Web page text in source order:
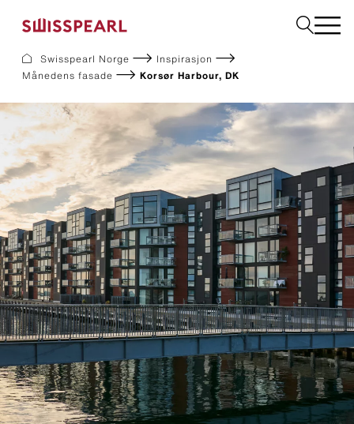
Om oss
Rådgivning
Inspirasjon
Nedlastninger og dokumentasjon
Bærekraft
Fasade
Tak
Bygningsplater
Interiør
Bestill produktprøver
Swisspearl Norge
Inspirasjon
Månedens fasade
Korsør Harbour, DK